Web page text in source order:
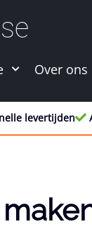
Over ons
levertijden